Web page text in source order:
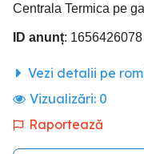
Centrala Termica pe
ID anunț: 1656426078
Vezi detalii pe
Vizualizări: 0
Raportează